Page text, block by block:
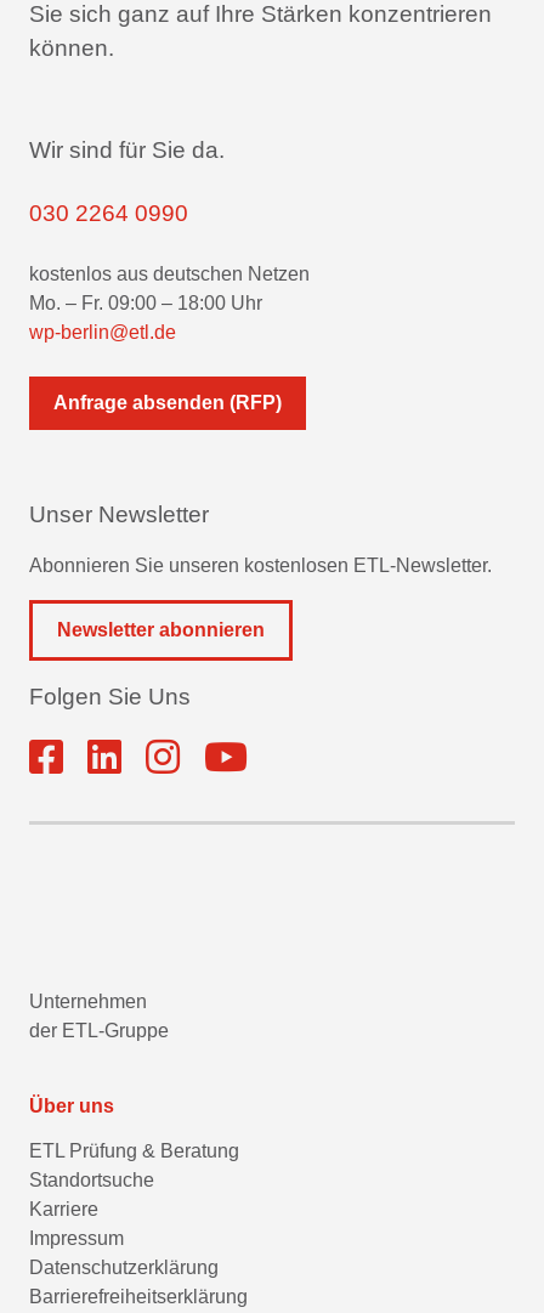
Sie sich ganz auf Ihre Stärken konzentrieren
können.
Wir sind für Sie da.
030 2264 0990
kostenlos aus deutschen Netzen
Mo. – Fr. 09:00 – 18:00 Uhr
wp-berlin@etl.de
Anfrage absenden (RFP)
Unser Newsletter
Abonnieren Sie unseren kostenlosen ETL-Newsletter.
Newsletter abonnieren
Folgen Sie Uns
Unternehmen
der ETL-Gruppe
Über uns
ETL Prüfung & Beratung
Standortsuche
Karriere
Impressum
Datenschutzerklärung
Barrierefreiheitserklärung